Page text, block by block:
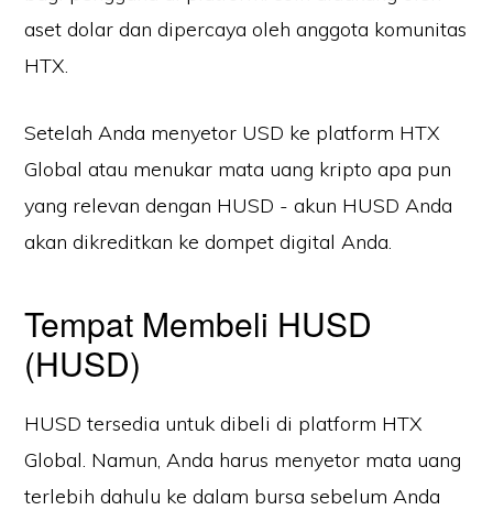
aset dolar dan dipercaya oleh anggota komunitas
HTX.
Setelah Anda menyetor USD ke platform HTX
Global atau menukar mata uang kripto apa pun
yang relevan dengan HUSD - akun HUSD Anda
akan dikreditkan ke dompet digital Anda.
Tempat Membeli HUSD
(HUSD)
HUSD tersedia untuk dibeli di platform HTX
Global. Namun, Anda harus menyetor mata uang
terlebih dahulu ke dalam bursa sebelum Anda